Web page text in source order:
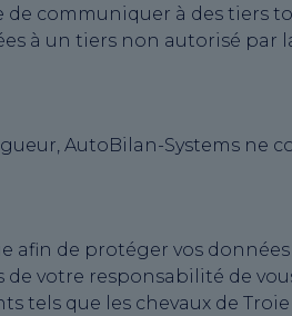
communiquer à des tiers
à un tiers non autorisé par
AutoBilan-Systems ne
afin de protéger vos
votre responsabilité de
tels que les chevaux de Troie